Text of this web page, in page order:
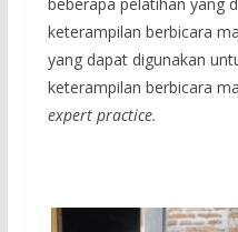
keterampilan berbicara
yang dapat digunakan
keterampilan berbicara
expert practice.